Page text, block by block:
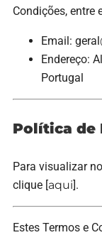
Condições, entre
Email: geral
Endereço:
Portugal
Política de
Para visualizar
clique [aqui].
Estes Termos e